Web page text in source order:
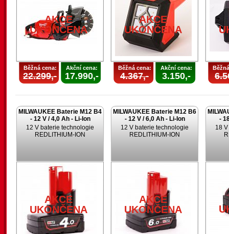
AKCE
UKONČENA
Běžná cena:
22.299,-
Akční cena:
17.990,-
AKCE
UKONČENA
Běžná cena:
4.367,-
Akční cena:
3.150,-
MILWAUKEE Baterie M12 B4
- 12 V / 4,0 Ah - Li-Ion
12 V baterie technologie
REDLITHIUM-ION
AKCE
UKONČENA
MILWAUKEE Baterie M12 B6
- 12 V / 6,0 Ah - Li-Ion
12 V baterie technologie
REDLITHIUM-ION
AKCE
UKONČENA
-
18